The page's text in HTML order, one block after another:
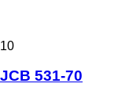
10
JCB 531-70